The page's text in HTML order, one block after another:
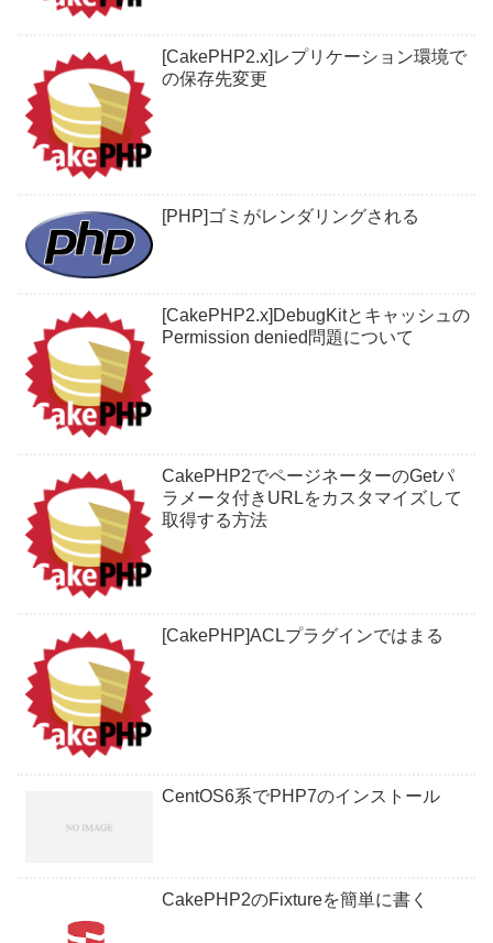
[CakePHP2.x]レプリケーション環境で
の保存先変更
[PHP]ゴミがレンダリングされる
[CakePHP2.x]DebugKitとキャッシュの
Permission denied問題について
CakePHP2でページネーターのGetパ
ラメータ付きURLをカスタマイズして
取得する方法
[CakePHP]ACLプラグインではまる
CentOS6系でPHP7のインストール
CakePHP2のFixtureを簡単に書く